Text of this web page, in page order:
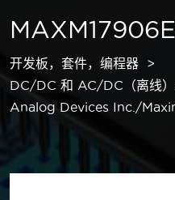
开发板，套件，编程器
DC/DC 和 AC/DC（离线）
Analog Devices Inc./